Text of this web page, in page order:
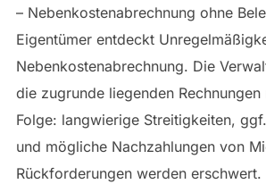
– Nebenkostenabrechnung ohne
Eigentümer entdeckt
Nebenkostenabrechnung. Die
die zugrunde liegenden
Folge: langwierige Streitigkeiten,
und mögliche Nachzahlungen von
Rückforderungen werden erschwert.